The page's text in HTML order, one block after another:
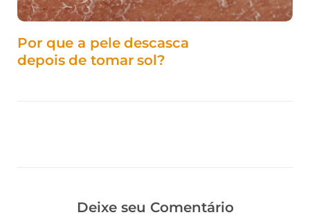
Por que a pele descasca
depois de tomar sol?
Deixe seu Comentário